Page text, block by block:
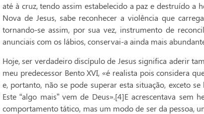
até à cruz, tendo assim estabelecido a paz e destruído a
Nova de Jesus, sabe reconhecer a violência que
tornando-se assim, por sua vez, instrumento de
anunciais com os lábios, conservai-a ainda mais
Hoje, ser verdadeiro discípulo de Jesus significa aderir
meu predecessor Bento XVI, «é realista pois considera
e, portanto, não se pode superar esta situação, exceto
Este “algo mais” vem de Deus».[4]E acrescentava
comportamento tático, mas um modo de ser da pessoa,